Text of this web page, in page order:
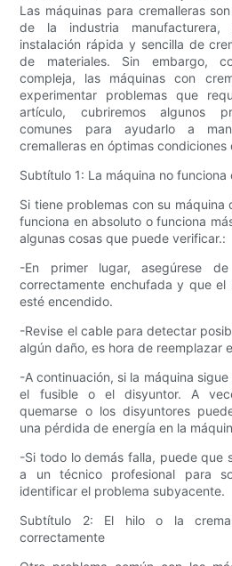
Las máquinas para cremalleras
de la industria
instalación rápida y sencilla de
de materiales. Sin embargo,
compleja, las máquinas con
experimentar problemas que
artículo, cubriremos algunos
comunes para ayudarlo a
cremalleras en óptimas condiciones
Subtítulo 1: La máquina no
Si tiene problemas con su máquina
funciona en absoluto o funciona
algunas cosas que puede verificar.:
-En primer lugar, asegúrese
correctamente enchufada y que
esté encendido.
-Revise el cable para detectar
algún daño, es hora de reemplazar
-A continuación, si la máquina
el fusible o el disyuntor. A
quemarse o los disyuntores
una pérdida de energía en la
-Si todo lo demás falla, puede que
a un técnico profesional para
identificar el problema subyacente.
Subtítulo 2: El hilo o la
correctamente